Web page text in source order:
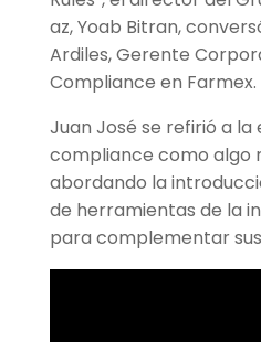
az, Yoab Bitran,
Ardiles, Gerente
Compliance en Farmex.
Juan José se refirió a la
compliance como algo
abordando la
de herramientas de la
para complementar